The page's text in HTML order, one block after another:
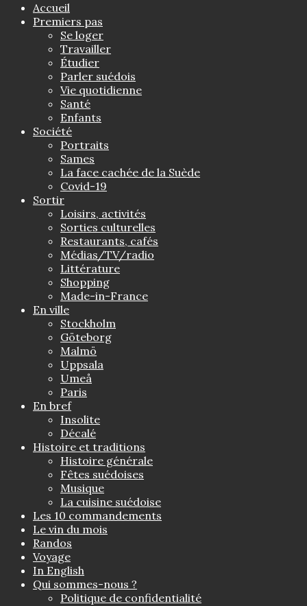
Accueil
Premiers pas
Se loger
Travailler
Étudier
Parler suédois
Vie quotidienne
Santé
Enfants
Société
Portraits
Sames
La face cachée de la Suède
Covid-19
Sortir
Loisirs, activités
Sorties culturelles
Restaurants, cafés
Médias/TV/radio
Littérature
Shopping
Made-in-France
En ville
Stockholm
Göteborg
Malmö
Uppsala
Umeå
Paris
En bref
Insolite
Décalé
Histoire et traditions
Histoire générale
Fêtes suédoises
Musique
La cuisine suédoise
Les 10 commandements
Le vin du mois
Randos
Voyage
In English
Qui sommes-nous ?
Politique de confidentialité